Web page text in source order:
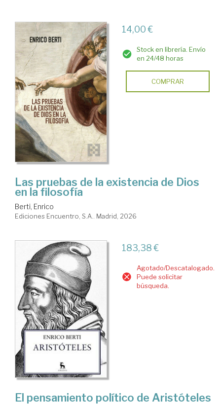
14,00 €
Stock en librería. Envío
en 24/48 horas
COMPRAR
Las pruebas de la existencia de Dios
en la filosofía
Berti, Enrico
Ediciones Encuentro, S.A.. Madrid, 2026
183,38 €
Agotado/Descatalogado.
Puede solicitar
búsqueda.
El pensamiento político de Aristóteles